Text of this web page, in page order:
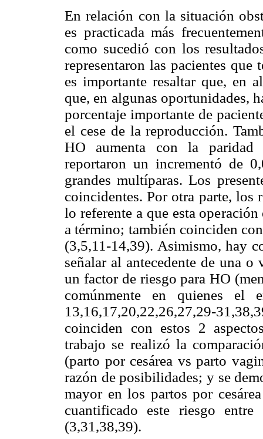
En relación con la situación
es practicada más
como sucedió con los
representaron las pacientes
es importante resaltar que, en
que, en algunas oportunidades,
porcentaje importante de
el cese de la reproducción.
HO aumenta con la
reportaron un incrementó de
grandes multíparas. Los
coincidentes. Por otra parte, los
lo referente a que esta
a término; también coinciden
(3,5,11-14,39). Asimismo, hay
señalar al antecedente de una o
un factor de riesgo para HO
comúnmente en quienes el
13,16,17,20,22,26,27,29-
coinciden con estos 2
trabajo se realizó la
(parto por cesárea vs parto
razón de posibilidades; y se
mayor en los partos por
cuantificado este riesgo entre
(3,31,38,39).